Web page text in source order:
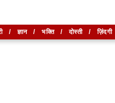
/ज्ञान/ भक्ति/दोस्ती/ज़िंदगी